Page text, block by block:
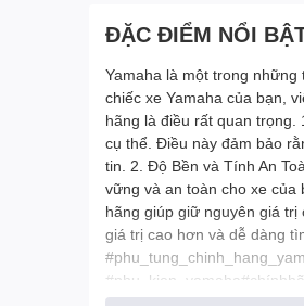
ĐẶC ĐIỂM NỔI
Yamaha là một trong
chiếc xe Yamaha của bạn,
hãng là điều rất quan
cụ thể. Điều này đảm bảo
tin. 2. Độ Bền và Tính An
vững và an toàn cho xe của
hãng giúp giữ nguyên giá
giá trị cao hơn và dễ dàng